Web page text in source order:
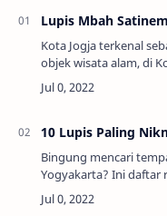
Lupis Mbah
Kota Jogja terkenal
objek wisata alam, di
terdapat wisata
dijual sejak puluhan
10 Lupis Paling
Bingung mencari
Yogyakarta? Ini daftar
enak dan hits di Jogja
dari lupis legendaris